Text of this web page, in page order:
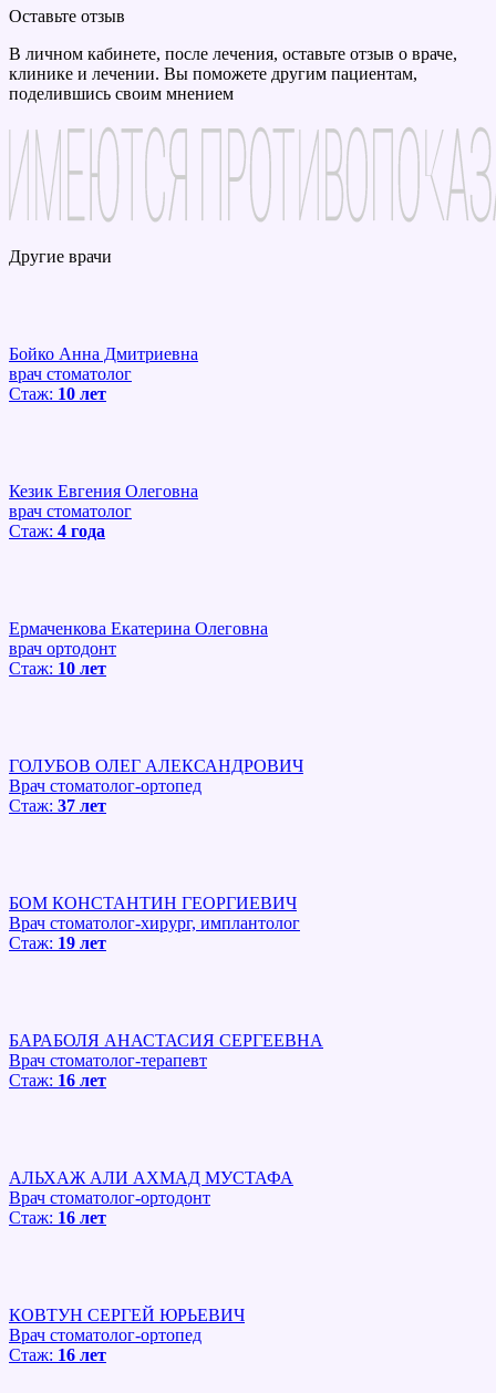
Оставьте отзыв
В личном кабинете, после лечения, оставьте отзыв о враче,
клинике и лечении. Вы поможете другим пациентам,
поделившись своим мнением
Другие врачи
Бойко Анна Дмитриевна
врач стоматолог
Стаж: 10 лет
Кезик Евгения Олеговна
врач стоматолог
Стаж: 4 года
Ермаченкова Екатерина Олеговна
врач ортодонт
Стаж: 10 лет
ГОЛУБОВ ОЛЕГ АЛЕКСАНДРОВИЧ
Врач стоматолог-ортопед
Стаж: 37 лет
БОМ КОНСТАНТИН ГЕОРГИЕВИЧ
Врач стоматолог-хирург, имплантолог
Стаж: 19 лет
БАРАБОЛЯ АНАСТАСИЯ СЕРГЕЕВНА
Врач стоматолог-терапевт
Стаж: 16 лет
АЛЬХАЖ АЛИ АХМАД МУСТАФА
Врач стоматолог-ортодонт
Стаж: 16 лет
КОВТУН СЕРГЕЙ ЮРЬЕВИЧ
Врач стоматолог-ортопед
Стаж: 16 лет